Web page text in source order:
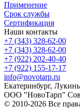
Применение
Срок службы
Сертификация
Наши контакты
+7 (343) 328-62-00
+7 (343) 328-62-00
+7 (922) 202-40-40
+7 (922) 155-17-17
info@novotarp.ru
Екатеринбург,
ООО "НовоТарп"
© 2010-2026 Все